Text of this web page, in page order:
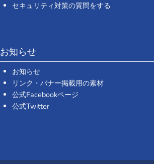
セキュリティ対策の質問をする
お知らせ
お知らせ
リンク・バナー掲載用の素材
公式Facebookページ
公式Twitter